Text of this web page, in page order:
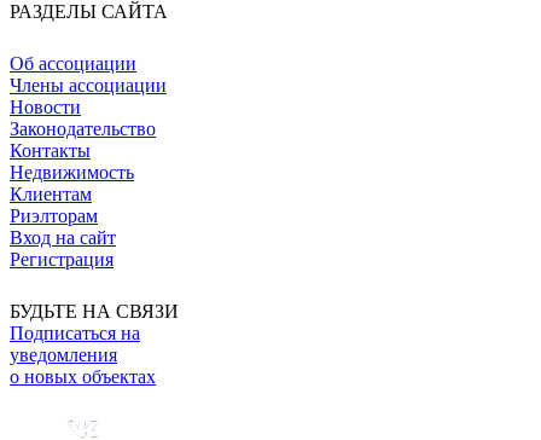
РАЗДЕЛЫ САЙТА
Об ассоциации
Члены ассоциации
Новости
Законодательство
Контакты
Недвижимость
Клиентам
Риэлторам
Вход на сайт
Регистрация
БУДЬТЕ НА СВЯЗИ
Подписаться на
уведомления
о новых объектах